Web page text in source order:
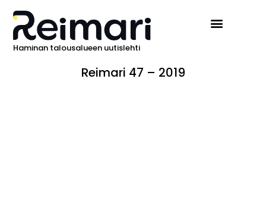
Haminan talousalueen uutislehti
Reimari 47 – 2019